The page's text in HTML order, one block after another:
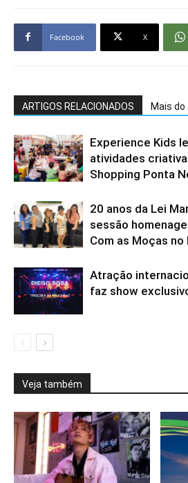
Facebook X
ARTIGOS RELACIONADOS Mais do
Experience Kids
atividades
Shopping Ponta
20 anos da Lei
sessão
Com as Moças no
Atração
faz show
Veja também